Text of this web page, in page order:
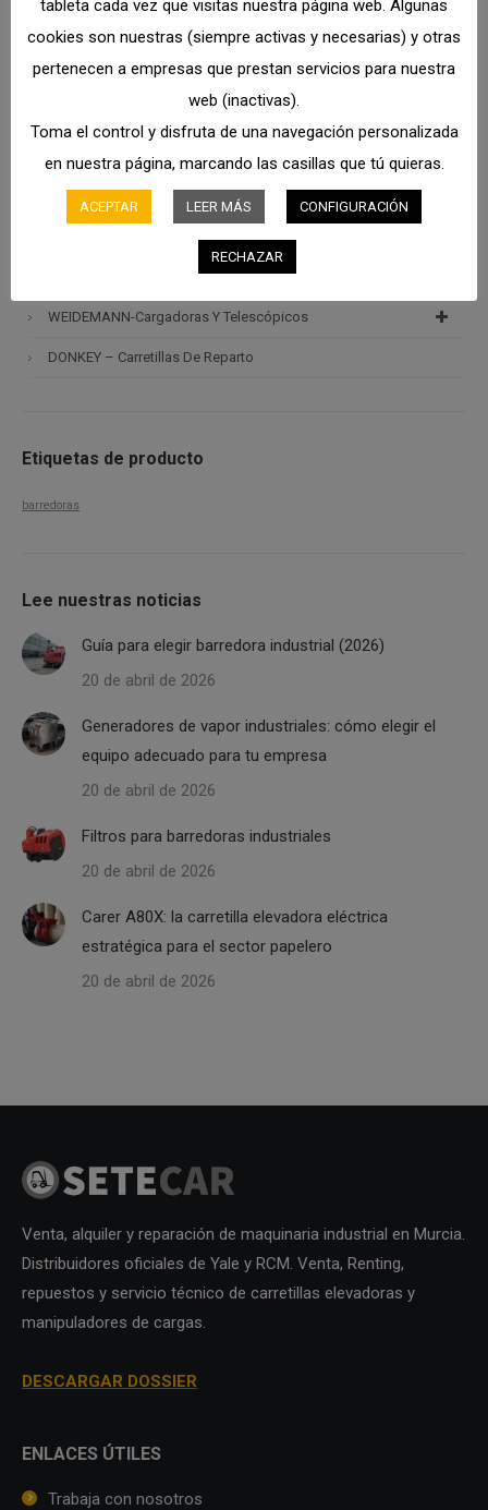
Otra Maquinaria Especializada
Barredoras MACRO
COYNCO – Aspiradores Industriales
CARER – Maquinas Elevadoras
AGRIMAC – Carretillas Elevadoras
Elevadores De Personas Y Plataformas
WEIDEMANN-Cargadoras Y Telescópicos
DONKEY – Carretillas De Reparto
Etiquetas de producto
barredoras
Lee nuestras noticias
Guía para elegir barredora industrial (2026)
20 de abril de 2026
Generadores de vapor industriales: cómo elegir el
equipo adecuado para tu empresa
20 de abril de 2026
Filtros para barredoras industriales
20 de abril de 2026
Carer A80X: la carretilla elevadora eléctrica
estratégica para el sector papelero
20 de abril de 2026
Venta, alquiler y reparación de maquinaria industrial en Murcia.
Distribuidores oficiales de Yale y RCM. Venta, Renting,
repuestos y servicio técnico de carretillas elevadoras y
manipuladores de cargas.
DESCARGAR DOSSIER
ENLACES ÚTILES
Trabaja con nosotros
tableta cada vez que visitas nuestra página web. Algunas
cookies son nuestras (siempre activas y necesarias) y otras
pertenecen a empresas que prestan servicios para nuestra
web (inactivas).
Toma el control y disfruta de una navegación personalizada
en nuestra página, marcando las casillas que tú quieras.
ACEPTAR LEER MÁS CONFIGURACIÓN
RECHAZAR